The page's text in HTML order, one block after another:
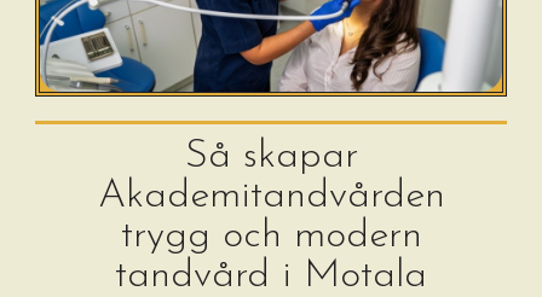
Så skapar
Akademitandvården
trygg och modern
tandvård i Motala